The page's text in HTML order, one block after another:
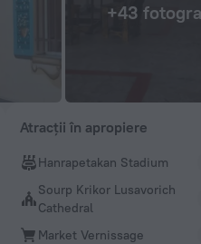
+43
Atracții în apropiere
Hanrapetakan Stadium
Sourp Krikor Lusavorich
Cathedral
Market Vernissage